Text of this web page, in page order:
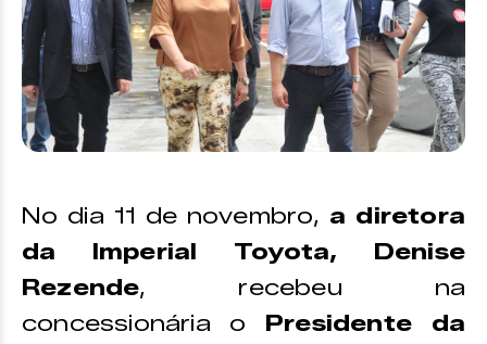
No dia 11 de novembro, a diretora
da Imperial Toyota, Denise
Rezende, recebeu na
concessionária o Presidente da